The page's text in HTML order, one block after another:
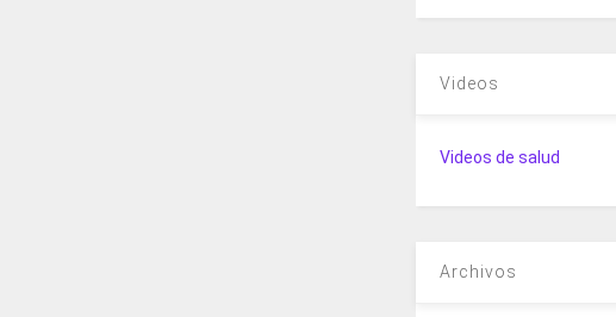
Videos
Videos de salud
Archivos